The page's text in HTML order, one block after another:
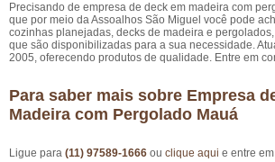
Precisando de empresa de deck em madeira com
que por meio da Assoalhos São Miguel você pode
cozinhas planejadas, decks de madeira e
que são disponibilizadas para a sua necessidade.
2005, oferecendo produtos de qualidade. Entre em
Para saber mais sobre Empresa
Madeira com Pergolado Mauá
Ligue para (11) 97589-1666 ou clique aqui e entre